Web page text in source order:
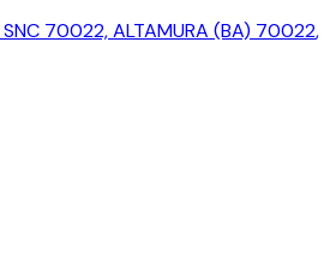
SNC 70022, ALTAMURA (BA) 70022,